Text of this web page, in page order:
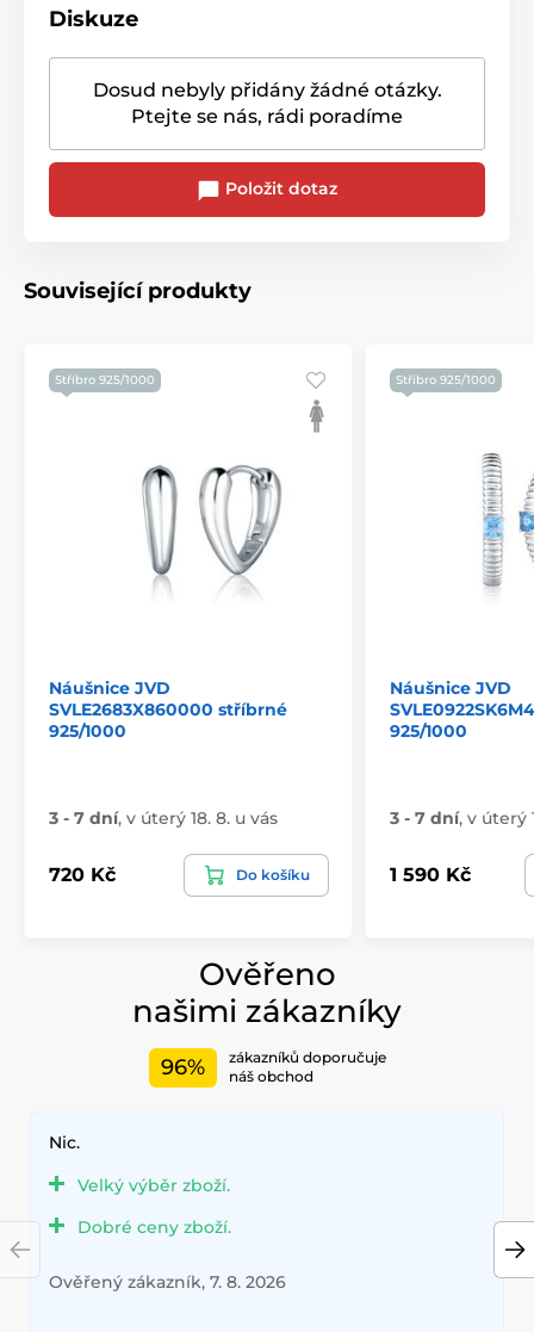
Diskuze
Dosud nebyly přidány žádné otázky.
Ptejte se nás, rádi poradíme
Položit dotaz
Související produkty
Stříbro 925/1000
Náušnice JVD
SVLE2683X860000 stříbrné
925/1000
3 - 7 dní, v úterý 18. 8. u vás
720 Kč Do košíku
Stříbro 925/1000
Náušnice JVD
925/1000
3 - 7 dní, v úterý
1 590 Kč
Ověřeno
našimi zákazníky
96%
zákazníků doporučuje
náš obchod
Nic.
Velký výběr zboží.
Dobré ceny zboží.
Ověřený zákazník, 7. 8. 2026